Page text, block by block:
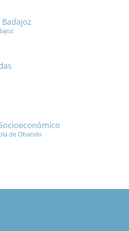
de Obando